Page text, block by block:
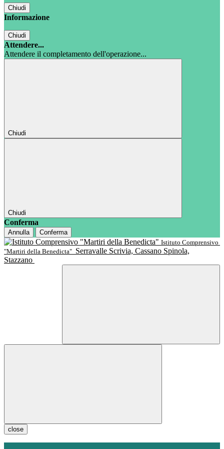
Chiudi
Informazione
Chiudi
Attendere...
Attendere il completamento dell'operazione...
Chiudi
Chiudi
Conferma
Annulla
Conferma
Istituto Comprensivo
"Martiri della Benedicta" Serravalle Scrivia, Cassano Spinola,
Stazzano
close